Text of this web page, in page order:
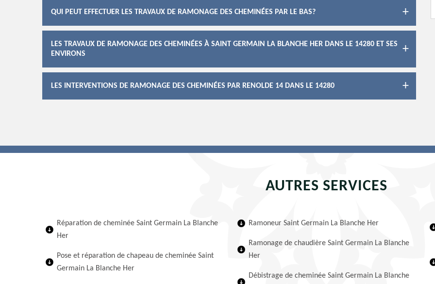
QUI PEUT EFFECTUER LES TRAVAUX DE RAMONAGE DES CHEMINÉES PAR LE BAS?
LES TRAVAUX DE RAMONAGE DES CHEMINÉES À SAINT GERMAIN LA BLANCHE HER DANS LE 14280 ET SES
ENVIRONS
LES INTERVENTIONS DE RAMONAGE DES CHEMINÉES PAR RENOLDE 14 DANS LE 14280
AUTRES SERVICES
Réparation de cheminée Saint Germain La Blanche
Her
Pose et réparation de chapeau de cheminée Saint
Germain La Blanche Her
Ramoneur Saint Germain La Blanche Her
Ramonage de chaudière Saint Germain La Blanche
Her
Débistrage de cheminée Saint Germain La Blanche